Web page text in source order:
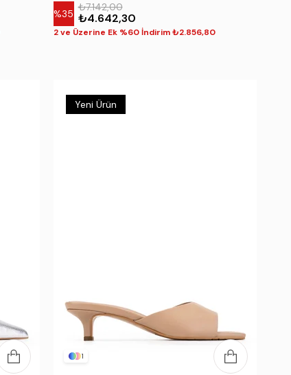
%35 ₺4.642,30
₺7.142,00
2 ve Üzerine Ek %60 İndirim ₺2.856,80
1
Yeni Ürün